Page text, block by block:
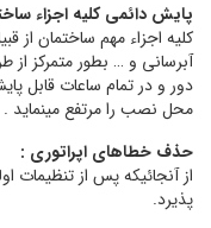
پایش دائمی كلیه اجزاء
كلیه اجزاء مهم ساختمان
آبرسانی و … بطور متمركز از
دور و در تمام ساعات قابل
محل نصب را مرتفع مینماید .
حذف خطاهای اپراتوری :
از آنجائیكه پس از تنظیمات
پذیرد.